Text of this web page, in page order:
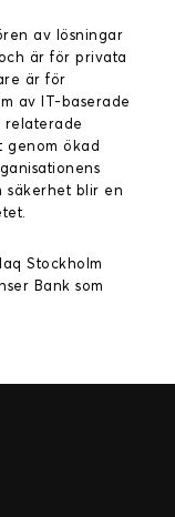
av lösningar
är för privata
är för
av IT-baserade
relaterade
genom ökad
säkerhet blir en
Stockholm
Bank som